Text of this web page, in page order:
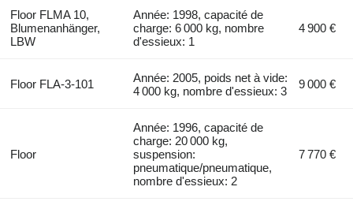
Floor FLMA 10,
Blumenanhänger,
LBW
Année: 1998, capacité de
charge: 6 000 kg, nombre
d'essieux: 1
4 900 €
Floor FLA-3-101
Année: 2005, poids net à vide:
4 000 kg, nombre d'essieux: 3
9 000 €
Floor
Année: 1996, capacité de
charge: 20 000 kg,
suspension:
pneumatique/pneumatique,
nombre d'essieux: 2
7 770 €